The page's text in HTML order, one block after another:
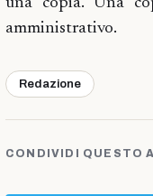
amministrativo.
Redazione
CONDIVIDI QUESTO